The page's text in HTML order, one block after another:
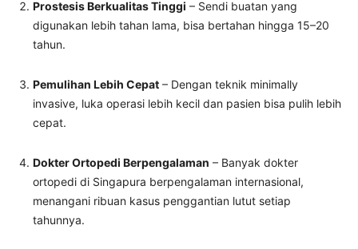
Prostesis Berkualitas Tinggi – Sendi buatan yang
digunakan lebih tahan lama, bisa bertahan hingga 15–20
tahun.
Pemulihan Lebih Cepat – Dengan teknik minimally
invasive, luka operasi lebih kecil dan pasien bisa pulih lebih
cepat.
Dokter Ortopedi Berpengalaman – Banyak dokter
ortopedi di Singapura berpengalaman internasional,
menangani ribuan kasus penggantian lutut setiap
tahunnya.